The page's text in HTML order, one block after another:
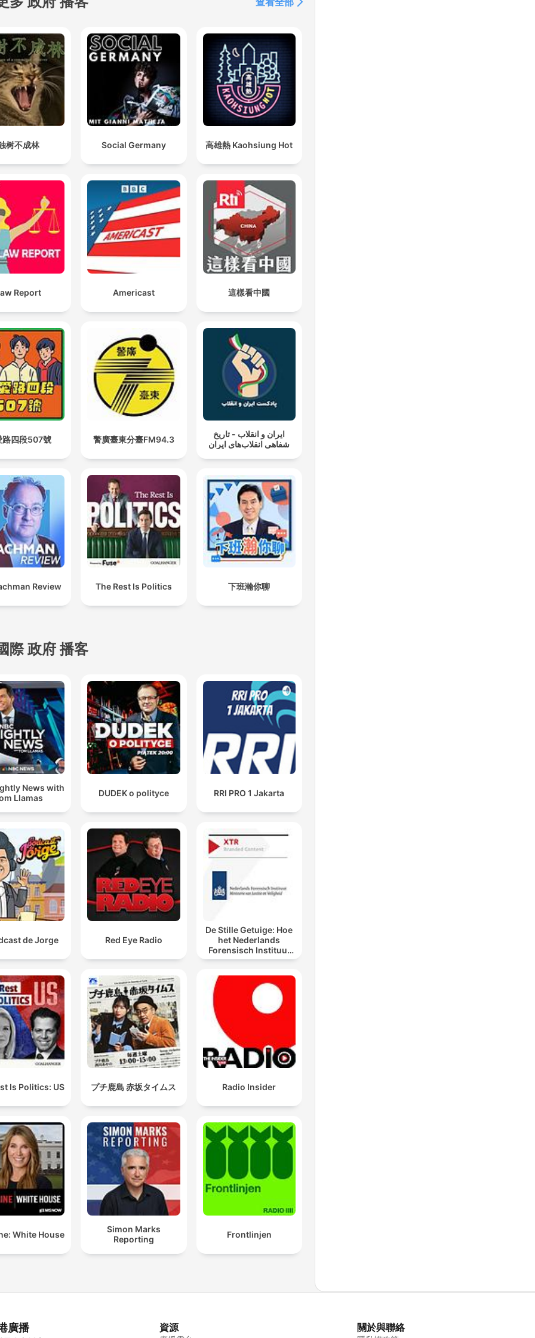
树不成林 Social Germany 高雄熱 Kaohsiung Hot
Report Americast 這樣看中國
路四段507號 警廣臺東分臺FM94.3
ایران و انقلاب - تاریخ
شفاهی انقلاب‌های ایران
Review The Rest Is Politics 下班瀚你聊
際 政府 播客
News with
Llamas
DUDEK o polityce RRI PRO 1 Jakarta
de Jorge Red Eye Radio
De Stille Getuige: Hoe
het Nederlands
Forensisch Instituut
sporen laat spreken
Is Politics: US プチ鹿島 赤坂タイムス Radio Insider
White House
Simon Marks
Reporting
Frontlinjen
廣播 資源 關於與聯絡